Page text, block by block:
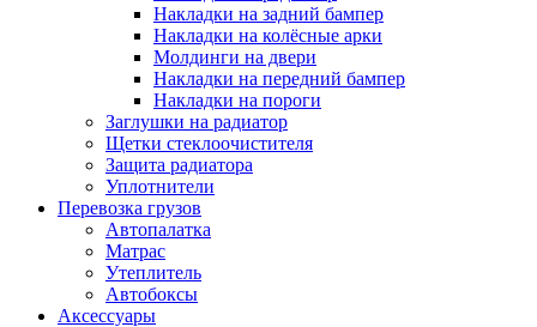
Накладки на задний бампер
Накладки на колёсные арки
Молдинги на двери
Накладки на передний бампер
Накладки на пороги
Заглушки на радиатор
Щетки стеклоочистителя
Защита радиатора
Уплотнители
Перевозка грузов
Автопалатка
Матрас
Утеплитель
Автобоксы
Аксессуары